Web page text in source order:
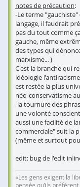
notes de précaution:
-Le terme
langage, il faudrait
pas du tout comme
gauche, même
des types qui
marxisme... )
C'est la branche qui
idéologie
est restée la plus
néo-conservatisme
-la tournure des
une volonté
aussi une facilité de
commerciale" suit la
(même et surtout
edit: bug de l'edit
«Les gens exigent la
pensée qu’ils